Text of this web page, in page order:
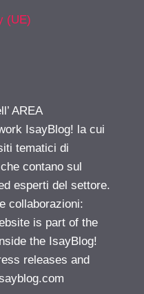
(UE)
AREA
IsayBlog! la cui
tematici di
contano sul
esperti del settore.
collaborazioni:
is part of the
the IsayBlog!
releases and